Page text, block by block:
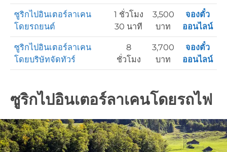
ซูริกไปอินเตอร์ลาเคน
โดยรถยนต์
1 ชั่วโมง
30 นาที
3,500
บาท
จองตั๋ว
ออนไลน์
ซูริกไปอินเตอร์ลาเคน
โดยบริษัทจัดทัวร์
8
ชั่วโมง
3,700
บาท
จองตั๋ว
ออนไลน์
ซูริกไปอินเตอร์ลาเคนโดยรถไฟ